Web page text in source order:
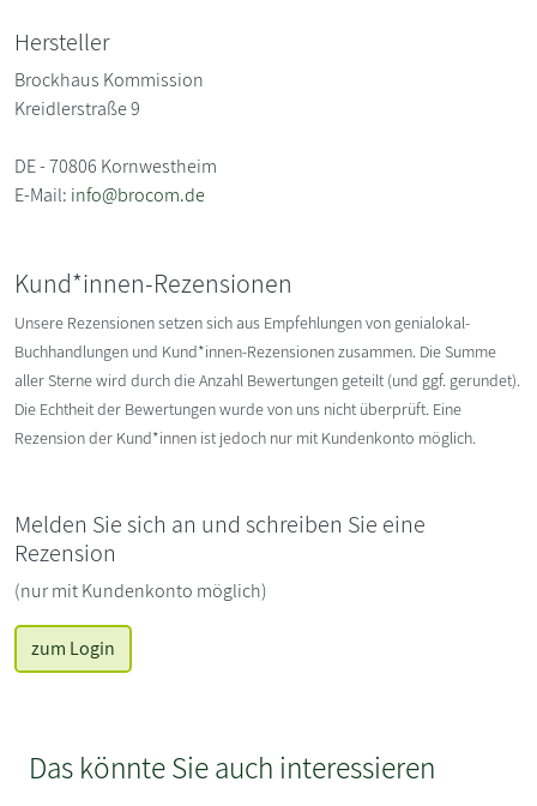
Hersteller
Brockhaus Kommission
Kreidlerstraße 9
DE - 70806 Kornwestheim
E-Mail: info@brocom.de
Kund*innen-Rezensionen
Unsere Rezensionen setzen sich aus Empfehlungen von genialokal-
Buchhandlungen und Kund*innen-Rezensionen zusammen. Die Summe
aller Sterne wird durch die Anzahl Bewertungen geteilt (und ggf. gerundet).
Die Echtheit der Bewertungen wurde von uns nicht überprüft. Eine
Rezension der Kund*innen ist jedoch nur mit Kundenkonto möglich.
Melden Sie sich an und schreiben Sie eine
Rezension
(nur mit Kundenkonto möglich)
zum Login
Das könnte Sie auch interessieren